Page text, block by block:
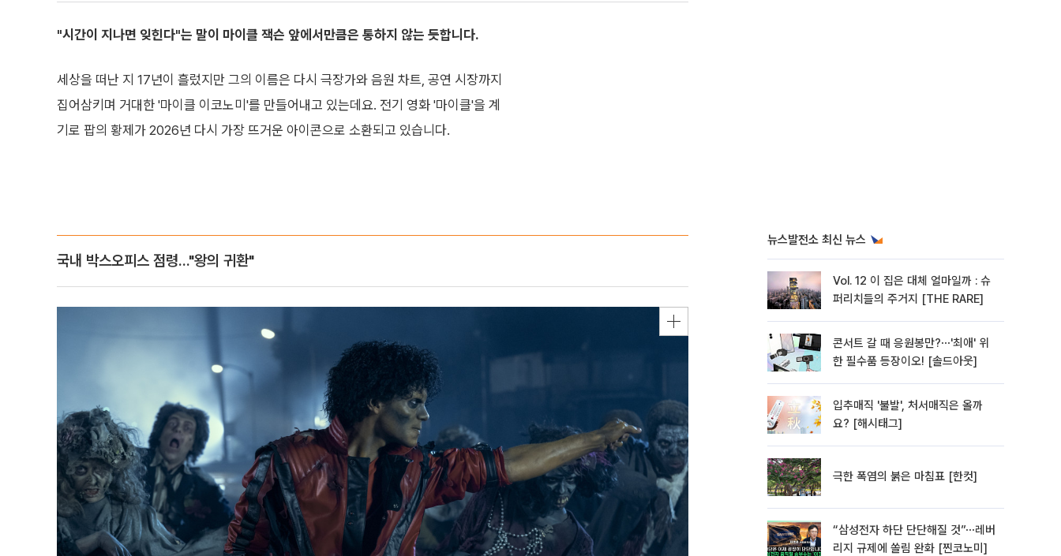
"시간이 지나면 잊힌다"는 말이 마이클 잭슨 앞에서만큼은 통하지 않는 듯합니다.
세상을 떠난 지 17년이 흘렀지만 그의 이름은 다시 극장가와 음원 차트, 공연 시장까지
집어삼키며 거대한 '마이클 이코노미'를 만들어내고 있는데요. 전기 영화 '마이클'을 계
기로 팝의 황제가 2026년 다시 가장 뜨거운 아이콘으로 소환되고 있습니다.
국내 박스오피스 점령..."왕의 귀환"
뉴스발전소 최신 뉴스
Vol. 12 이 집은 대체 얼마일까 : 슈
퍼리치들의 주거지 [THE RARE]
콘서트 갈 때 응원봉만?⋯'최애' 위
한 필수품 등장이오! [솔드아웃]
입추매직 '불발', 처서매직은 올까
요? [해시태그]
극한 폭염의 붉은 마침표 [한컷]
“삼성전자 하단 단단해질 것”⋯레버
리지 규제에 쏠림 완화 [찐코노미]